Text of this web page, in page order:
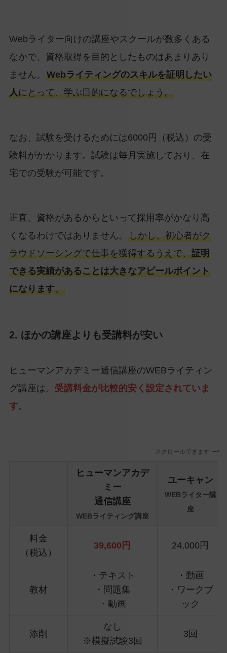
Webライター向けの講座やスクールが数多くある
なかで、資格取得を目的としたものはあまりあり
ません。 Webライティングのスキルを証明したい
人にとって、学ぶ目的になるでしょう。
なお、試験を受けるためには6000円（税込）の受
験料がかかります。試験は毎月実施しており、在
宅での受験が可能です。
正直、資格があるからといって採用率がかなり高
くなるわけではありません。 しかし、初心者がク
ラウドソーシングで仕事を獲得するうえで、証明
できる実績があることは大きなアピールポイント
になります。
2. ほかの講座よりも受講料が安い
ヒューマンアカデミー通信講座のWEBライティン
グ講座は、 受講料金が比較的安く設定されていま
す。
スクロールできます
ヒューマンアカデ
ミー
通信講座
WEBライティング講座
ユーキャン
WEBライター講
座
料金
（税込）
39,600円 24,000円
教材
・テキスト
・問題集
・動画
・動画
・ワークブ
ック
添削
なし
※模擬試験3回
3回